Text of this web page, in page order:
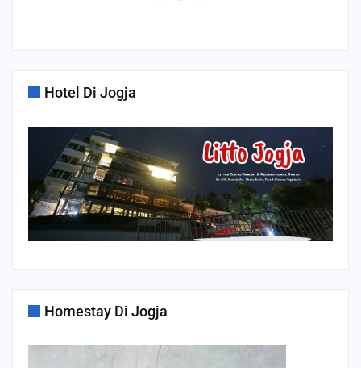
Hotel Di Jogja
Homestay Di Jogja